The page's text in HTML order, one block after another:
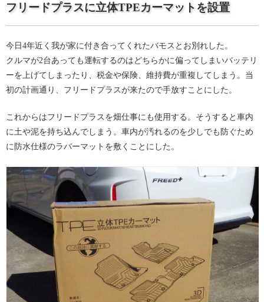
フリードプラスに立体TPEカーマットを設置
今日4年近く我が家に付き合ってくれたバモスとお別れした。
クルマが2台あっても運転するのはどちらかに偏ってしまいバッテリ
ーを上げてしまったり、税金や保険、維持費が重複してしまう。当
初の計画通り、フリードプラスが来たので手放すことにした。
これからはフリードプラスを畑仕事にも使用する。そうすると車内
に土や泥を持ち込んでしまう。車内が汚れるのを少しでも防ぐため
に防水仕様のラバーマットを敷くことにした。